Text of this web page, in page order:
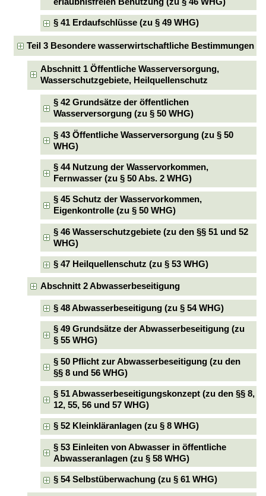
§ 41 Erdaufschlüsse (zu § 49 WHG)
Teil 3 Besondere wasserwirtschaftliche Bestimmungen
Abschnitt 1 Öffentliche Wasserversorgung,
Wasserschutzgebiete, Heilquellenschutz
§ 42 Grundsätze der öffentlichen
Wasserversorgung (zu § 50 WHG)
§ 43 Öffentliche Wasserversorgung (zu § 50
WHG)
§ 44 Nutzung der Wasservorkommen,
Fernwasser (zu § 50 Abs. 2 WHG)
§ 45 Schutz der Wasservorkommen,
Eigenkontrolle (zu § 50 WHG)
§ 46 Wasserschutzgebiete (zu den §§ 51 und 52
WHG)
§ 47 Heilquellenschutz (zu § 53 WHG)
Abschnitt 2 Abwasserbeseitigung
§ 48 Abwasserbeseitigung (zu § 54 WHG)
§ 49 Grundsätze der Abwasserbeseitigung (zu
§ 55 WHG)
§ 50 Pflicht zur Abwasserbeseitigung (zu den
§§ 8 und 56 WHG)
§ 51 Abwasserbeseitigungskonzept (zu den §§ 8,
12, 55, 56 und 57 WHG)
§ 52 Kleinkläranlagen (zu § 8 WHG)
§ 53 Einleiten von Abwasser in öffentliche
Abwasseranlagen (zu § 58 WHG)
§ 54 Selbstüberwachung (zu § 61 WHG)